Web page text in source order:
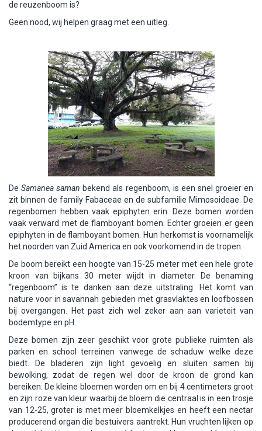
de reuzenboom is?
Geen nood, wij helpen graag met een uitleg.
DeSamanea saman bekend als regenboom, is een snel groeier en
zit binnen de family Fabaceae en de subfamilie Mimosoideae. De
regenbomen hebben vaak epiphyten erin. Deze bomen worden
vaak verward met de flamboyant bomen. Echter groeien er geen
epiphyten in de flamboyant bomen. Hun herkomst is voornamelijk
het noorden van Zuid America en ook voorkomend in de tropen.
De boom bereikt een hoogte van 15-25 meter met een hele grote
kroon van bijkans 30 meter wijdt in diameter. De benaming
“regenboom” is te danken aan deze uitstraling. Het komt van
nature voor in savannah gebieden met grasvlaktes en loofbossen
bij overgangen. Het past zich wel zeker aan aan varieteit van
bodemtype en pH.
Deze bomen zijn zeer geschikt voor grote publieke ruimten als
parken en school terreinen vanwege de schaduw welke deze
biedt. De bladeren zijn light gevoelig en sluiten samen bij
bewolking, zodat de regen wel door de kroon de grond kan
bereiken. De kleine bloemen worden om en bij 4 centimeters groot
en zijn roze van kleur waarbij de bloem die centraal is in een trosje
van 12-25, groter is met meer bloemkelkjes en heeft een nectar
producerend organ die bestuivers aantrekt. Hun vruchten lijken op